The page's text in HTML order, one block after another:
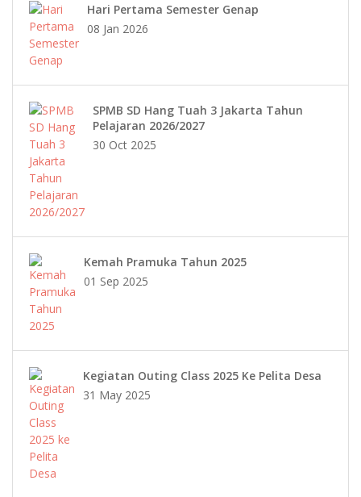
Hari Pertama Semester Genap
08 Jan 2026
SPMB SD Hang Tuah 3 Jakarta Tahun
Pelajaran 2026/2027
30 Oct 2025
Kemah Pramuka Tahun 2025
01 Sep 2025
Kegiatan Outing Class 2025 Ke Pelita Desa
31 May 2025